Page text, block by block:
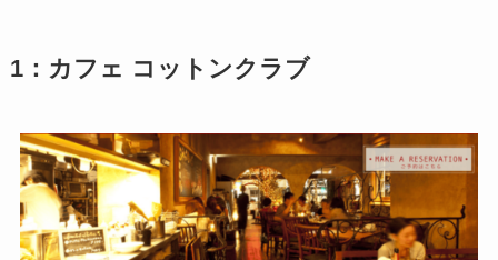
1：カフェ コットンクラブ